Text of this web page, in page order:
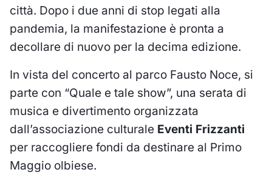
città. Dopo i due anni di stop legati alla
pandemia, la manifestazione è pronta a
decollare di nuovo per la decima edizione.
In vista del concerto al parco Fausto Noce, si
parte con “Quale e tale show”, una serata di
musica e divertimento organizzata
dall’associazione culturale Eventi Frizzanti
per raccogliere fondi da destinare al Primo
Maggio olbiese.